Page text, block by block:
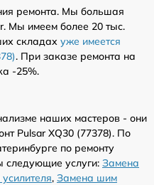
ремонта. Мы большая
Мы имеем более 20 тыс.
складах уже имеется
. При заказе ремонта на
-25%.
наших мастеров - они
Pulsar XQ30 (77378). По
по ремонту
следующие услуги: Замена
, Замена шим